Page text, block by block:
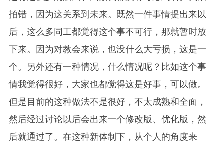
拍错，因为这关系到未来。既然一件事情提出来以
后，这么多同工都觉得这个事不可行，那就暂时放
下来。因为对教会来说，也没什么大亏损，这是一
个。另外还有一种情况，什么情况呢？比如这个事
情我觉得很好，大家也都觉得这是好事，可以做。
但是目前的这种做法不是很好，不太成熟和全面，
然后经过讨论以后会出来一个修改版、优化版，然
后就通过了。在这种新体制下，从个人的角度来